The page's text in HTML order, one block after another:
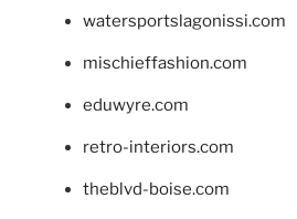
watersportslagonissi.com
mischieffashion.com
eduwyre.com
retro-interiors.com
theblvd-boise.com